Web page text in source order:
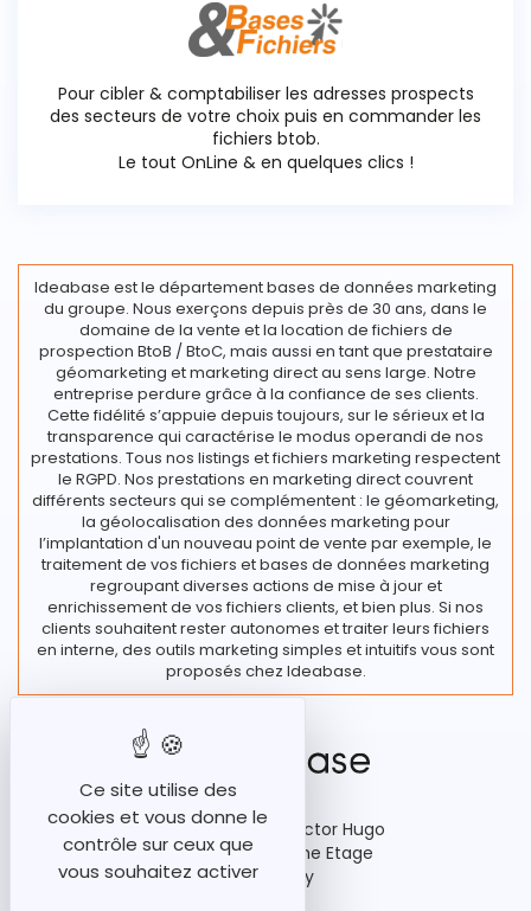
Pour cibler & comptabiliser les adresses prospects
des secteurs de votre choix puis en commander les
fichiers btob.
Le tout OnLine & en quelques clics !
Ideabase est le département bases de données marketing
du groupe. Nous exerçons depuis près de 30 ans, dans le
domaine de la vente et la location de fichiers de
prospection BtoB / BtoC, mais aussi en tant que prestataire
géomarketing et marketing direct au sens large. Notre
entreprise perdure grâce à la confiance de ses clients.
Cette fidélité s’appuie depuis toujours, sur le sérieux et la
transparence qui caractérise le modus operandi de nos
prestations. Tous nos listings et fichiers marketing respectent
le RGPD. Nos prestations en marketing direct couvrent
différents secteurs qui se complémentent : le géomarketing,
la géolocalisation des données marketing pour
l’implantation d'un nouveau point de vente par exemple, le
traitement de vos fichiers et bases de données marketing
regroupant diverses actions de mise à jour et
enrichissement de vos fichiers clients, et bien plus. Si nos
clients souhaitent rester autonomes et traiter leurs fichiers
en interne, des outils marketing simples et intuitifs vous sont
proposés chez Ideabase.
92-98 Boulevard Victor Hugo
Bâtiment A3, 15ème Etage
92110 Clichy
Ce site utilise des
cookies et vous donne le
contrôle sur ceux que
vous souhaitez activer